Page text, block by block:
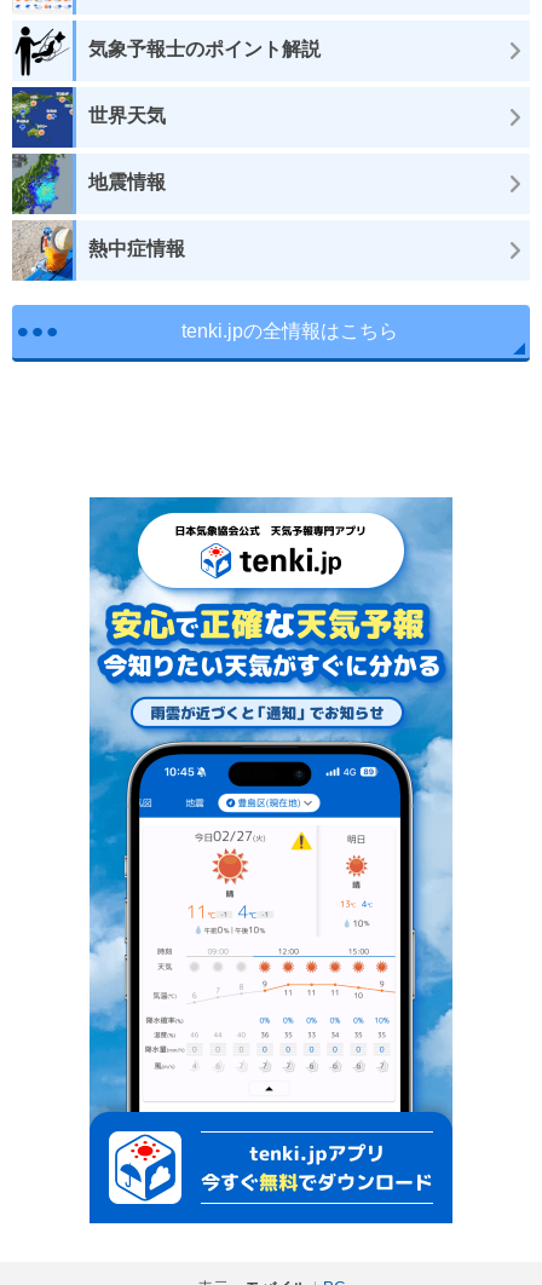
気象予報士のポイント解説
世界天気
地震情報
熱中症情報
tenki.jpの全情報はこちら